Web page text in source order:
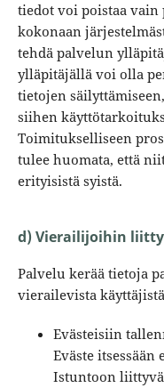
tiedot voi poistaa
kokonaan
tehdä palvelun
ylläpitäjällä voi olla
tietojen
siihen
Toimitukselliseen
tulee huomata, että
erityisistä syistä.
d) Vierailijoihin
Palvelu kerää tietoja
vierailevista
Evästeisiin
Eväste
Istuntoon